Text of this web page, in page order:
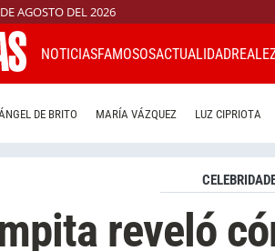
AGOSTO DEL 2026
NOTICIASFAMOSOSACTUALIDAD
DE BRITO MARÍA VÁZQUEZ LUZ CIPRIOTA
reveló